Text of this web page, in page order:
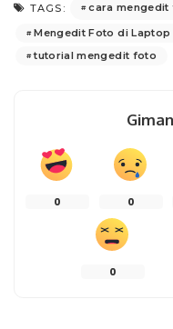
TAGS: cara mengedit
Mengedit Foto di Laptop
tutorial mengedit foto
0 0
0